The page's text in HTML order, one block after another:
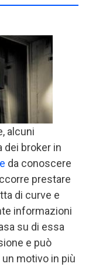
alcuni
dei broker in
da conoscere
prestare
di curve e
informazioni
su di essa
e può
motivo in più